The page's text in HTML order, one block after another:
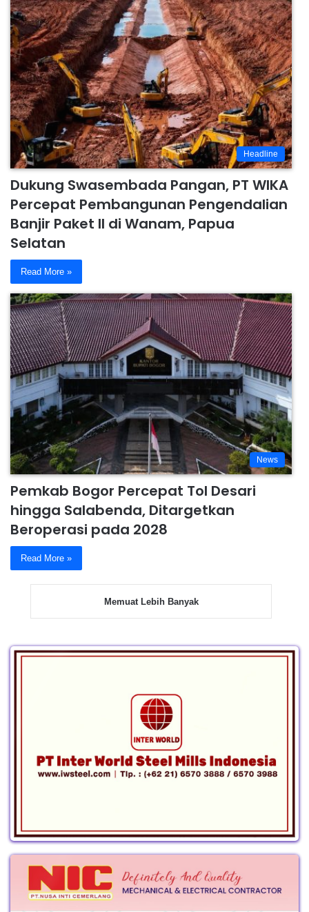
Headline
Dukung Swasembada Pangan, PT WIKA
Percepat Pembangunan Pengendalian
Banjir Paket II di Wanam, Papua
Selatan
Read More »
News
Pemkab Bogor Percepat Tol Desari
hingga Salabenda, Ditargetkan
Beroperasi pada 2028
Read More »
Memuat Lebih Banyak